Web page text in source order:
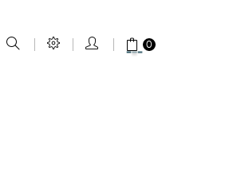
0